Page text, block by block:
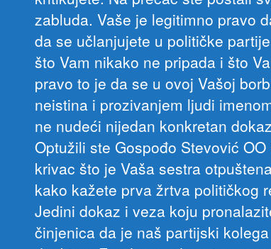
zabluda. Vaše je legitimno pravo
da se učlanjujete u političke
što Vam nikako ne pripada i što
pravo to je da se u ovoj Vašoj
neistina i prozivanjem ljudi
ne nudeći nijedan konkretan
Optužili ste Gospođo Stevović
krivac što je Vaša sestra
kako kažete prva žrtva političkog
Jedini dokaz i veza koju
činjenica da je naš partijski